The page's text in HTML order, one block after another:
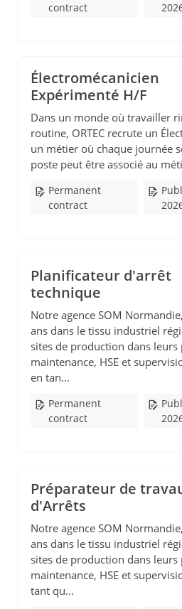
contract
Électromécanicien
Expérimenté H/F
Dans un monde où travailler
routine, ORTEC recrute un
un métier où chaque journée
poste peut être associé au
Permanent
contract
Planificateur d'arrêt
technique
Notre agence SOM
ans dans le tissu industriel
sites de production dans leurs
maintenance, HSE et
en tan...
Permanent
contract
Préparateur de
d'Arrêts
Notre agence SOM
ans dans le tissu industriel
sites de production dans leurs
maintenance, HSE et
tant qu...